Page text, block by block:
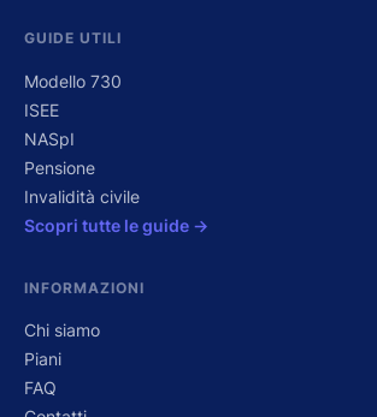
GUIDE UTILI
Modello 730
ISEE
NASpI
Pensione
Invalidità civile
Scopri tutte le guide →
INFORMAZIONI
Chi siamo
Piani
FAQ